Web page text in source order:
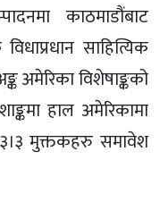
काठमाडौंबाट
साहित्यिक
अमेरिका विशेषाङ्कको
हाल अमेरिकामा
मुक्तकहरु समावेश